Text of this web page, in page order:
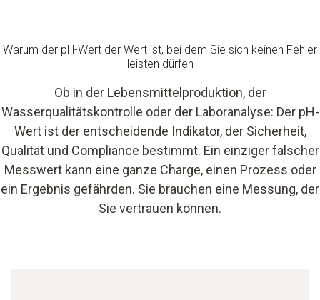
Warum der pH-Wert der Wert ist, bei dem Sie sich keinen Fehler
leisten dürfen
Ob in der Lebensmittelproduktion, der
Wasserqualitätskontrolle oder der Laboranalyse: Der pH-
Wert ist der entscheidende Indikator, der Sicherheit,
Qualität und Compliance bestimmt. Ein einziger falscher
Messwert kann eine ganze Charge, einen Prozess oder
ein Ergebnis gefährden. Sie brauchen eine Messung, der
Sie vertrauen können.